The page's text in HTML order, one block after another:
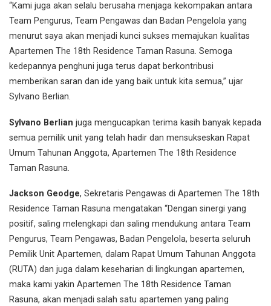
“Kami juga akan selalu berusaha menjaga kekompakan antara
Team Pengurus, Team Pengawas dan Badan Pengelola yang
menurut saya akan menjadi kunci sukses memajukan kualitas
Apartemen The 18th Residence Taman Rasuna. Semoga
kedepannya penghuni juga terus dapat berkontribusi
memberikan saran dan ide yang baik untuk kita semua,” ujar
Sylvano Berlian.
Sylvano Berlian juga mengucapkan terima kasih banyak kepada
semua pemilik unit yang telah hadir dan mensukseskan Rapat
Umum Tahunan Anggota, Apartemen The 18th Residence
Taman Rasuna.
Jackson Geodge, Sekretaris Pengawas di Apartemen The 18th
Residence Taman Rasuna mengatakan “Dengan sinergi yang
positif, saling melengkapi dan saling mendukung antara Team
Pengurus, Team Pengawas, Badan Pengelola, beserta seluruh
Pemilik Unit Apartemen, dalam Rapat Umum Tahunan Anggota
(RUTA) dan juga dalam keseharian di lingkungan apartemen,
maka kami yakin Apartemen The 18th Residence Taman
Rasuna, akan menjadi salah satu apartemen yang paling